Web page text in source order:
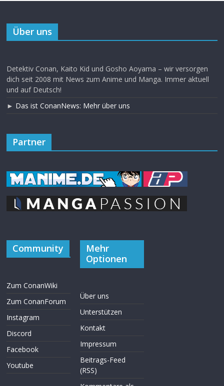
Über uns
Detektiv Conan, Kaito Kid und Gosho Aoyama – wir versorgen
dich seit 2008 mit News zum Anime und Manga. Immer aktuell
und auf Deutsch!
► Das ist ConanNews: Mehr über uns
Partner
Community
Zum ConanWiki
Zum ConanForum
Instagram
Discord
Facebook
Youtube
Mehr
Optionen
Über uns
Unterstützen
Kontakt
Impressum
Beitrags-Feed
(RSS)